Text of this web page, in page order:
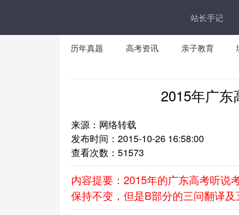
站长手记
历年真题 高考资讯 亲子教育
2015年广东
来源：网络转载
发布时间：2015-10-26 16:58:00
查看次数： 51573
内容提要：2015年的广东高考听说
保持不变，但是B部分的三问翻译及